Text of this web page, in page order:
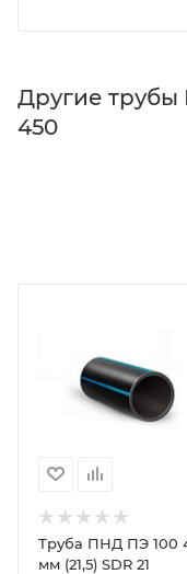
Другие
450
Труба ПНД ПЭ 100
мм (21,5) SDR 21